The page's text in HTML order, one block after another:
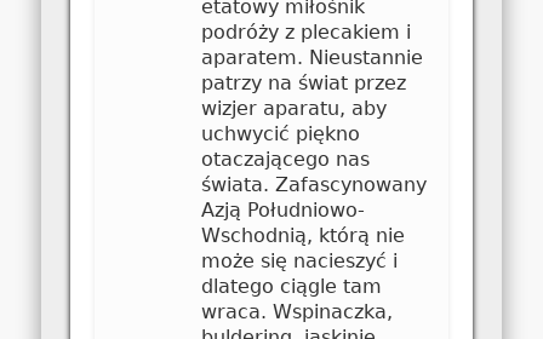
etatowy miłośnik
podróży z plecakiem i
aparatem. Nieustannie
patrzy na świat przez
wizjer aparatu, aby
uchwycić piękno
otaczającego nas
świata. Zafascynowany
Azją Południowo-
Wschodnią, którą nie
może się nacieszyć i
dlatego ciągle tam
wraca. Wspinaczka,